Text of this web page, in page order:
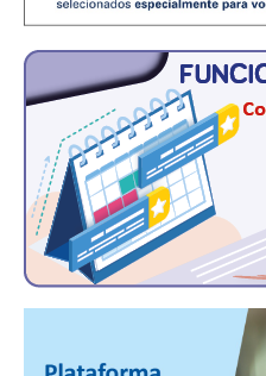
ENGENHEIRO EMPREENDEDOR
SEESP EDUCAÇÃO
PLATAFORMAS GRATUITAS
BENEFÍCIOS
APOSENTADORIA